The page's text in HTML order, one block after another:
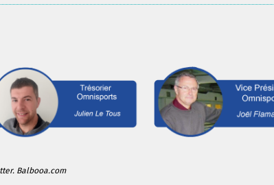
Balbooa.com